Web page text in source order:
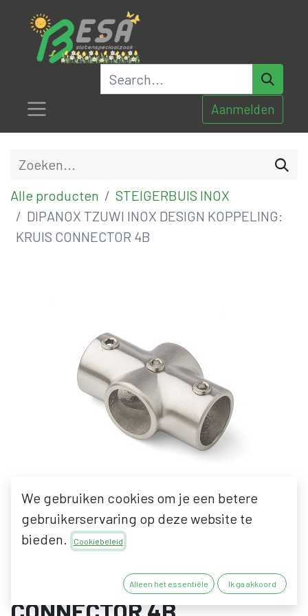
Aanmelden
Alle producten
STEIGERBUIS INOX
DIPANOX TZUWI INOX DESIGN KOPPELING:
KRUIS CONNECTOR 4B
DIPANOX TZUWI INOX
DESIGN KOPPELING: KRUIS
We gebruiken cookies om je een betere
gebruikerservaring op deze website te
bieden.
Cookiebeleid
Alleen het essentiële Ik ga akkoord